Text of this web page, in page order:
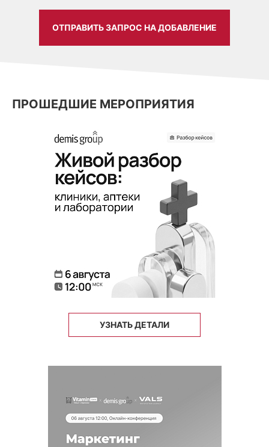
ОТПРАВИТЬ ЗАПРОС НА ДОБАВЛЕНИЕ
ПРОШЕДШИЕ МЕРОПРИЯТИЯ
УЗНАТЬ ДЕТАЛИ